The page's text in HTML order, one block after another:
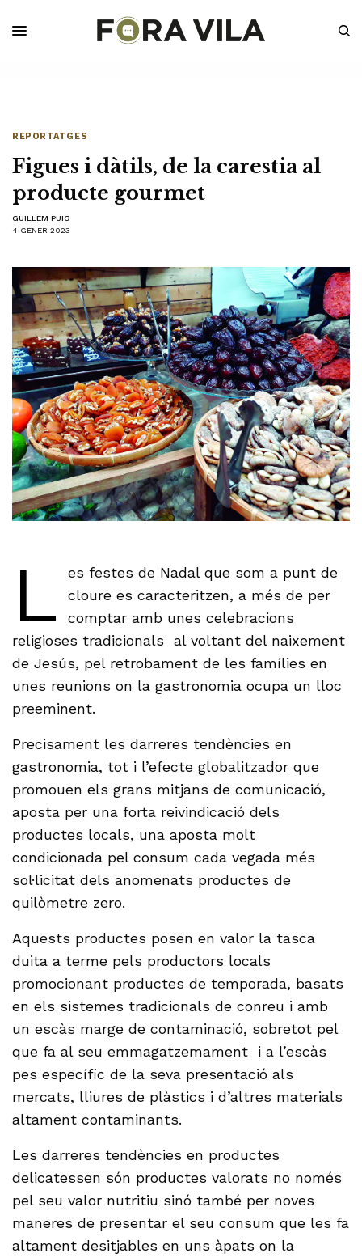
REPORTATGES
Figues i dàtils, de la carestia al
producte gourmet
GUILLEM PUIG
4 GENER 2023
L
es festes de Nadal que som a punt de
cloure es caracteritzen, a més de per
comptar amb unes celebracions
religioses tradicionals al voltant del naixement
de Jesús, pel retrobament de les famílies en
unes reunions on la gastronomia ocupa un lloc
preeminent.
Precisament les darreres tendències en
gastronomia, tot i l’efecte globalitzador que
promouen els grans mitjans de comunicació,
aposta per una forta reivindicació dels
productes locals, una aposta molt
condicionada pel consum cada vegada més
sol·licitat dels anomenats productes de
quilòmetre zero.
Aquests productes posen en valor la tasca
duita a terme pels productors locals
promocionant productes de temporada, basats
en els sistemes tradicionals de conreu i amb
un escàs marge de contaminació, sobretot pel
que fa al seu emmagatzemament i a l’escàs
pes específic de la seva presentació als
mercats, lliures de plàstics i d’altres materials
altament contaminants.
Les darreres tendències en productes
delicatessen són productes valorats no només
pel seu valor nutritiu sinó també per noves
maneres de presentar el seu consum que les fa
altament desitjables en uns àpats on la